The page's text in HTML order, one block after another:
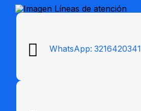
WhatsApp: 3216420341